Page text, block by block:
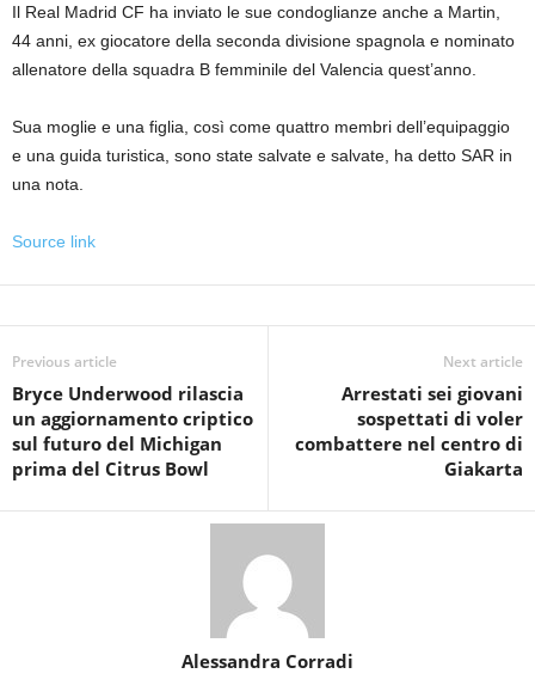
Il Real Madrid CF ha inviato le sue condoglianze anche a Martin,
44 anni, ex giocatore della seconda divisione spagnola e nominato
allenatore della squadra B femminile del Valencia quest’anno.
Sua moglie e una figlia, così come quattro membri dell’equipaggio
e una guida turistica, sono state salvate e salvate, ha detto SAR in
una nota.
Source link
Previous article
Bryce Underwood rilascia
un aggiornamento criptico
sul futuro del Michigan
prima del Citrus Bowl
Next article
Arrestati sei giovani
sospettati di voler
combattere nel centro di
Giakarta
Alessandra Corradi